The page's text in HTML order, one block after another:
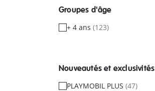
Groupes d'âge
+ 4 ans (123)
Nouveautés et exclusivités
PLAYMOBIL PLUS (47)